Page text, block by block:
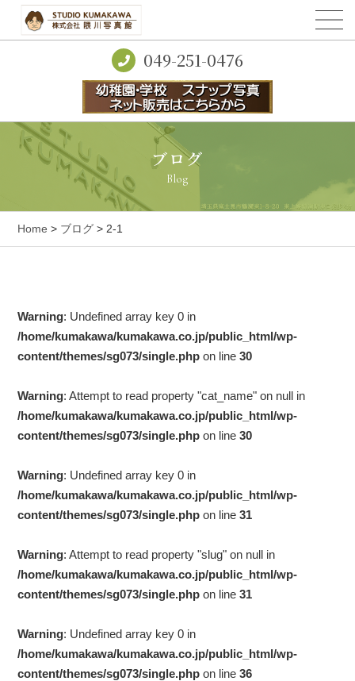
049-251-0476
ブログ
Blog
Home > ブログ > 2-1
Warning: Undefined array key 0 in
/home/kumakawa/kumakawa.co.jp/public_html/wp-
content/themes/sg073/single.php on line30
Warning: Attempt to read property "cat_name" on null in
/home/kumakawa/kumakawa.co.jp/public_html/wp-
content/themes/sg073/single.php on line30
Warning: Undefined array key 0 in
/home/kumakawa/kumakawa.co.jp/public_html/wp-
content/themes/sg073/single.php on line31
Warning: Attempt to read property "slug" on null in
/home/kumakawa/kumakawa.co.jp/public_html/wp-
content/themes/sg073/single.php on line31
Warning: Undefined array key 0 in
/home/kumakawa/kumakawa.co.jp/public_html/wp-
content/themes/sg073/single.php on line36